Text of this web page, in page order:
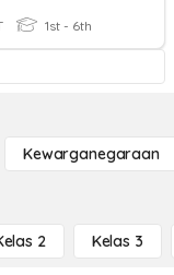
1st - 6th
Kewarganegaraan
2 Kelas 3